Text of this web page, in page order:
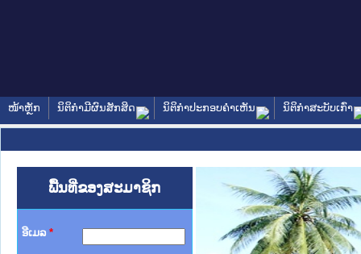
ໜ້າຫຼັກ ນິຕິກໍາມີຜົນສັກສິດ ນິຕິກໍາປະກອບຄໍາເຫັນ ນິຕິກໍາສະບັບເກົ່າ
ພື້ນທີ່ຂອງສະມາຊິກ
ອີເມລ *